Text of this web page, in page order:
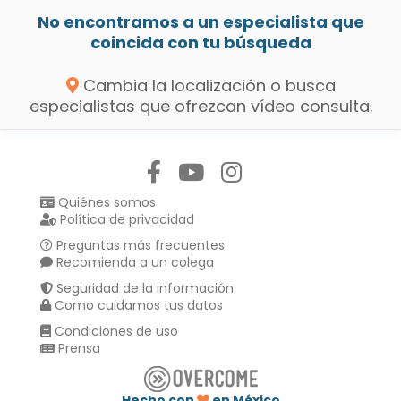
No encontramos a un especialista que
coincida con tu búsqueda
Cambia la localización o busca
especialistas que ofrezcan vídeo consulta.
Quiénes somos
Política de privacidad
Preguntas más frecuentes
Recomienda a un colega
Seguridad de la información
Como cuidamos tus datos
Condiciones de uso
Prensa